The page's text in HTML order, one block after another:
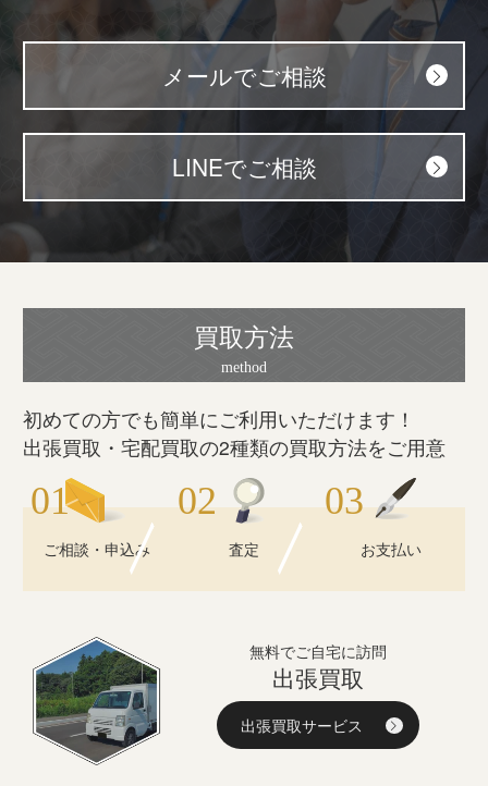
メールでご相談
LINEでご相談
買取方法
初めての方でも簡単にご利用いただけます！
出張買取・宅配買取の2種類の買取方法をご用意
ご相談・申込み 査定 お支払い
無料でご自宅に訪問
出張買取
出張買取サービス